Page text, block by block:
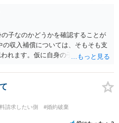
子なのかどうかを確認することが
収入補償については、そもそも支
れます。仮に自身の子であったと
とであれば、依頼をするかしない
護士に相談をされたほうが良いで
請求したい側
#婚約破棄